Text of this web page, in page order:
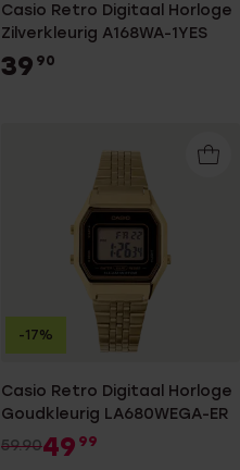
Casio Retro Digitaal Horloge
Zilverkleurig A168WA-1YES
39 90
Casio Retro Digitaal Horloge
Goudkleurig LA680WEGA-ER
59.9049 99
-17%